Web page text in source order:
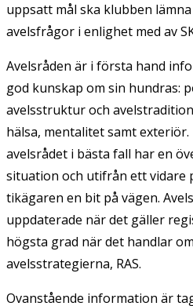
uppsatt mål ska klubben
avelsfrågor i enlighet med av
Avelsråden är i första hand
god kunskap om sin hundras:
avelsstruktur och
hälsa, mentalitet samt
avelsrådet i bästa fall har en
situation och utifrån ett vidare
tikägaren en bit på vägen.
uppdaterade när det gäller
högsta grad när det handlar
avelsstrategierna, RAS.
Ovanstående information är